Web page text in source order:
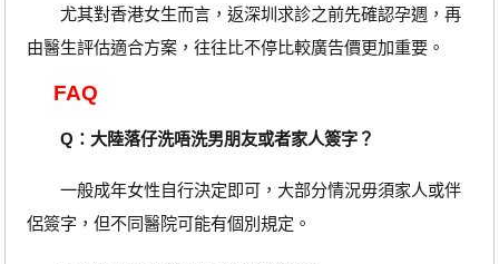
尤其對香港女生而言，返深圳求診之前先確認孕週，再
由醫生評估適合方案，往往比不停比較廣告價更加重要。
FAQ
Q：大陸落仔洗唔洗男朋友或者家人簽字？
一般成年女性自行決定即可，大部分情況毋須家人或伴
侶簽字，但不同醫院可能有個別規定。